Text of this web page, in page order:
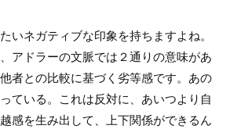
いネガティブな印象を持ちますよね。
アドラーの文脈では２通りの意味があ
者との比較に基づく劣等感です。あの
ている。これは反対に、あいつより自
感を生み出して、上下関係ができるん